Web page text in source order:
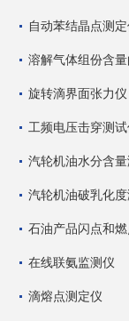
自动苯结晶点测定
旋转滴界面张力仪
工频电压击穿测试
汽轮机油水分含
汽轮机油破乳化
石油产品闪点和
在线联氨监测仪
滴熔点测定仪